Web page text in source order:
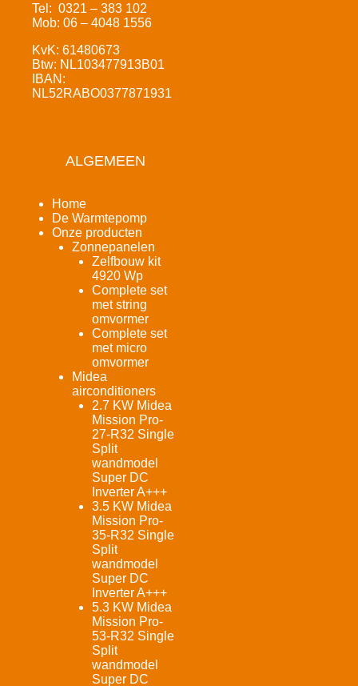
Tel: 0321 – 383 102
Mob: 06 – 4048 1556
KvK: 61480673
Btw: NL103477913B01
IBAN:
NL52RABO0377871931
ALGEMEEN
Home
De Warmtepomp
Onze producten
Zonnepanelen
Zelfbouw kit
4920 Wp
Complete set
met string
omvormer
Complete set
met micro
omvormer
Midea
airconditioners
2.7 KW Midea
Mission Pro-
27-R32 Single
Split
wandmodel
Super DC
Inverter A+++
3.5 KW Midea
Mission Pro-
35-R32 Single
Split
wandmodel
Super DC
Inverter A+++
5.3 KW Midea
Mission Pro-
53-R32 Single
Split
wandmodel
Super DC